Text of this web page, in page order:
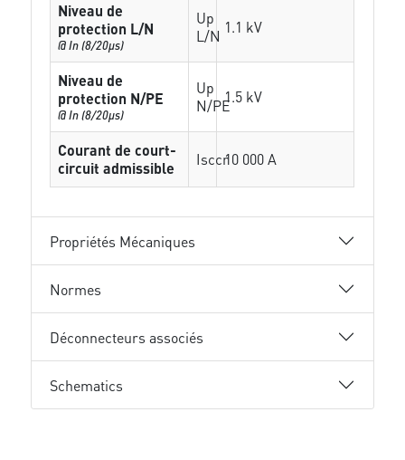
Niveau de
protection L/N
@ In (8/20µs)
Up
L/N 1.1 kV
Niveau de
protection N/PE
@ In (8/20µs)
Up
N/PE1.5 kV
Courant de court-
circuit admissible
Isccr10 000 A
Propriétés Mécaniques
Normes
Déconnecteurs associés
Schematics